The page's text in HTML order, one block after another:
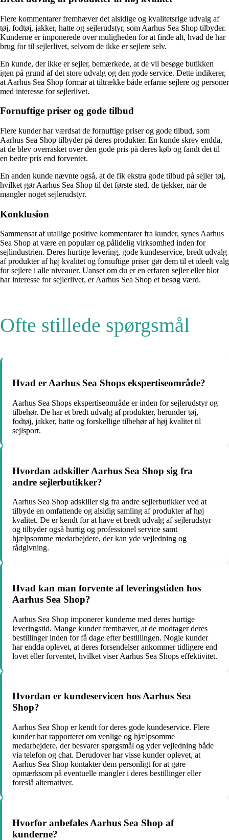
Flere kommentarer fremhæver det alsidige og kvalitetsrige udvalg af
tøj, fodtøj, jakker, hatte og sejlerudstyr, som Aarhus Sea Shop tilbyder.
Kunderne er imponerede over muligheden for at finde alt, hvad de har
brug for til sejlerlivet, selvom de ikke er sejlere selv.
En kunde, der ikke er sejler, bemærkede, at de vil besøge butikken
igen på grund af det store udvalg og den gode service. Dette indikerer,
at Aarhus Sea Shop formår at tiltrække både erfarne sejlere og personer
med interesse for sejlerlivet.
Fornuftige priser og gode tilbud
Flere kunder har værdsat de fornuftige priser og gode tilbud, som
Aarhus Sea Shop tilbyder på deres produkter. En kunde skrev endda,
at de blev overrasket over den gode pris på deres køb og fandt det til
en bedre pris end forventet.
En anden kunde nævnte også, at de fik ekstra gode tilbud på sejler tøj,
hvilket gør Aarhus Sea Shop til det første sted, de tjekker, når de
mangler noget sejlerudstyr.
Konklusion
Sammensat af utallige positive kommentarer fra kunder, synes Aarhus
Sea Shop at være en populær og pålidelig virksomhed inden for
sejlindustrien. Deres hurtige levering, gode kundeservice, bredt udvalg
af produkter af høj kvalitet og fornuftige priser gør dem til et ideelt valg
for sejlere i alle niveauer. Uanset om du er en erfaren sejler eller blot
har interesse for sejlerlivet, er Aarhus Sea Shop et besøg værd.
Ofte stillede spørgsmål
Hvad er Aarhus Sea Shops ekspertiseområde?
Aarhus Sea Shops ekspertiseområde er inden for sejlerudstyr og
tilbehør. De har et bredt udvalg af produkter, herunder tøj,
fodtøj, jakker, hatte og forskellige tilbehør af høj kvalitet til
sejlsport.
Hvordan adskiller Aarhus Sea Shop sig fra
andre sejlerbutikker?
Aarhus Sea Shop adskiller sig fra andre sejlerbutikker ved at
tilbyde en omfattende og alsidig samling af produkter af høj
kvalitet. De er kendt for at have et bredt udvalg af sejlerudstyr
og tilbyder også hurtig og professionel service samt
hjælpsomme medarbejdere, der kan yde vejledning og
rådgivning.
Hvad kan man forvente af leveringstiden hos
Aarhus Sea Shop?
Aarhus Sea Shop imponerer kunderne med deres hurtige
leveringstid. Mange kunder fremhæver, at de modtager deres
bestillinger inden for få dage efter bestillingen. Nogle kunder
har endda oplevet, at deres forsendelser ankommer tidligere end
lovet eller forventet, hvilket viser Aarhus Sea Shops effektivitet.
Hvordan er kundeservicen hos Aarhus Sea
Shop?
Aarhus Sea Shop er kendt for deres gode kundeservice. Flere
kunder har rapporteret om venlige og hjælpsomme
medarbejdere, der besvarer spørgsmål og yder vejledning både
via telefon og chat. Derudover har visse kunder oplevet, at
Aarhus Sea Shop kontakter dem personligt for at gøre
opmærksom på eventuelle mangler i deres bestillinger eller
foreslå alternativer.
Hvorfor anbefales Aarhus Sea Shop af
kunderne?